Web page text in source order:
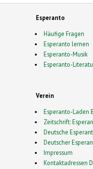
Esperanto
Häufige Fragen
Esperanto lernen
Esperanto-Musik
Esperanto-
Verein
Esperanto-Laden
Zeitschrift:
Deutsche
Deutscher
Impressum
Kontaktadressen